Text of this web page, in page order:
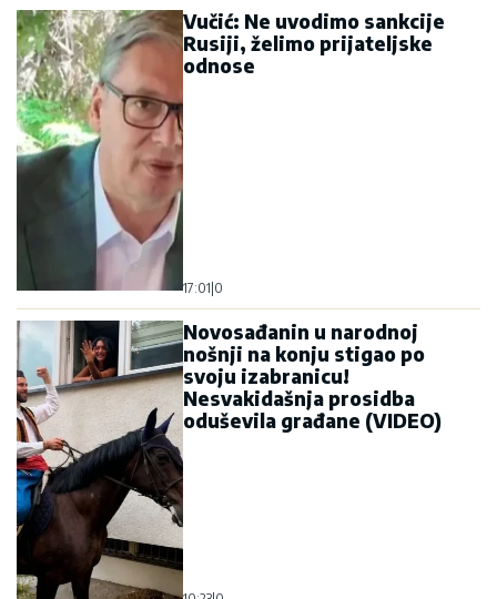
Vučić: Ne uvodimo sankcije
Rusiji, želimo prijateljske
odnose
17:01 0
Novosađanin u narodnoj
nošnji na konju stigao po
svoju izabranicu!
Nesvakidašnja prosidba
oduševila građane (VIDEO)